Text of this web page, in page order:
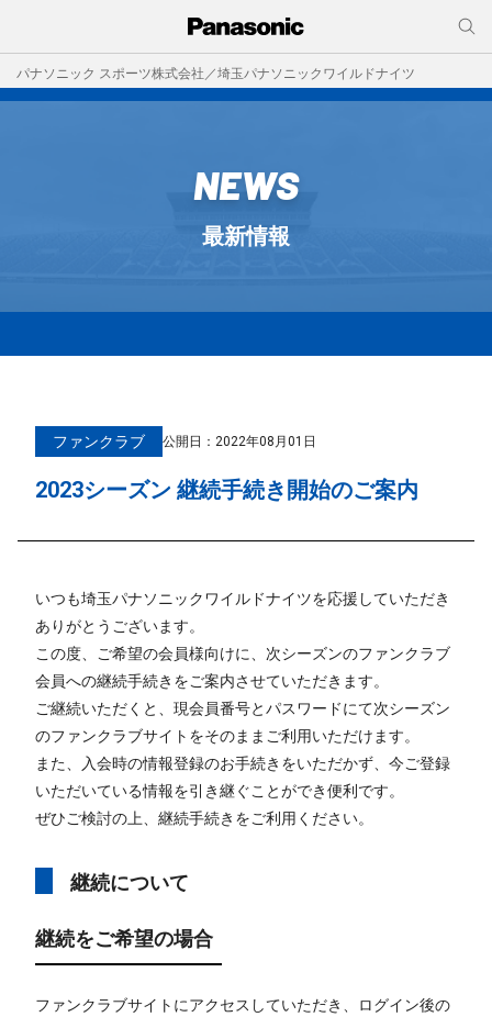
パナソニック スポーツ株式会社／埼玉パナソニックワイルドナイツ
NEWS
最新情報
ファンクラブ 公開日： 2022年08月01日
2023シーズン 継続手続き開始のご案内
いつも埼玉パナソニックワイルドナイツを応援していただき
ありがとうございます。
この度、ご希望の会員様向けに、次シーズンのファンクラブ
会員への継続手続きをご案内させていただきます。
ご継続いただくと、現会員番号とパスワードにて次シーズン
のファンクラブサイトをそのままご利用いただけます。
また、入会時の情報登録のお手続きをいただかず、今ご登録
いただいている情報を引き継ぐことができ便利です。
ぜひご検討の上、継続手続きをご利用ください。
継続について
継続をご希望の場合
ファンクラブサイトにアクセスしていただき、ログイン後の